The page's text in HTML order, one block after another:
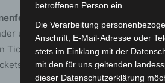
beginnt am 1. Oktober 2025
und Jugendliche von 1 bis 17
Ticket, da die Besucherzahl
frühzeitig im Vorverkauf zu
betroffenen Person ein.
Die Verarbeitung
Anschrift, E-Mail-Adresse oder
stets im Einklang mit der
mit den für uns geltenden
dieser Datenschutzerklärung